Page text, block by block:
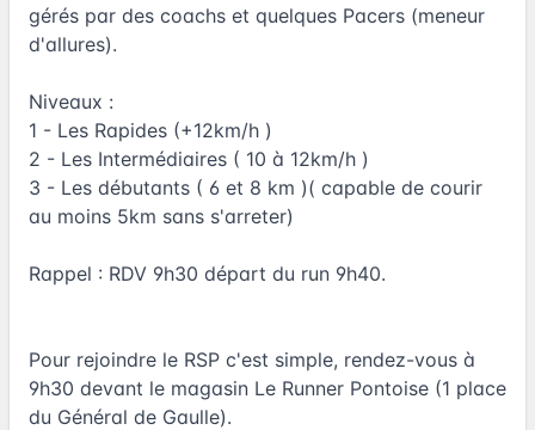
gérés par des coachs et quelques Pacers (meneur
d'allures).
Niveaux :
1 - Les Rapides (+12km/h )
2 - Les Intermédiaires ( 10 à 12km/h )
3 - Les débutants ( 6 et 8 km )( capable de courir
au moins 5km sans s'arreter)
Rappel : RDV 9h30 départ du run 9h40.
Pour rejoindre le RSP c'est simple, rendez-vous à
9h30 devant le magasin Le Runner Pontoise (1 place
du Général de Gaulle).